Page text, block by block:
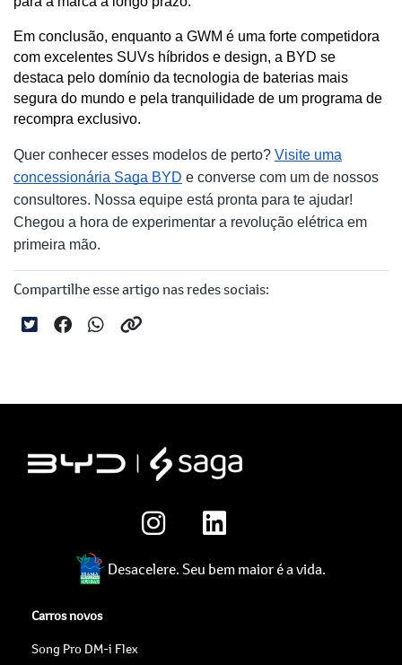
Em conclusão, enquanto a GWM é uma forte competidora
com excelentes SUVs híbridos e design, a BYD se
destaca pelo domínio da tecnologia de baterias mais
segura do mundo e pela tranquilidade de um programa de
recompra exclusivo.
Quer conhecer esses modelos de perto? Visite uma
concessionária Saga BYD e converse com um de nossos
consultores. Nossa equipe está pronta para te ajudar!
Chegou a hora de experimentar a revolução elétrica em
primeira mão.
Compartilhe esse artigo nas redes sociais:
Desacelere. Seu bem maior é a vida.
Carros novos
Song Pro DM-i Flex